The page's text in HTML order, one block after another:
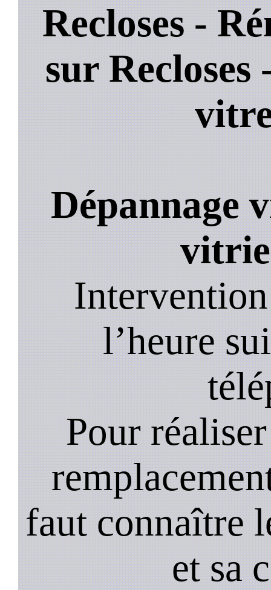
Recloses -
sur Recloses
Dépannage
Intervention
l’heure
Pour
faut connaître
et sa